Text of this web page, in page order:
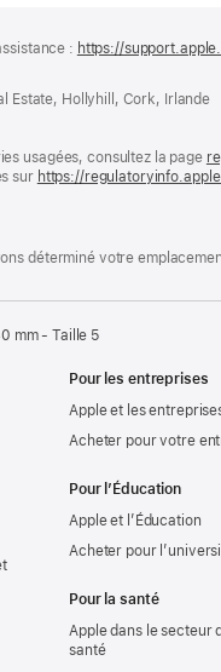
: https://
Estate, Hollyhill, Cork, Irlande
usagées, consultez la page
sur https://
déterminé votre
mm - Taille 5
Pour les entreprises
Apple et les
Acheter pour votre
Pour l’Éducation
Apple et l’Éducation
Acheter pour
Pour la santé
Apple dans le secteur
santé